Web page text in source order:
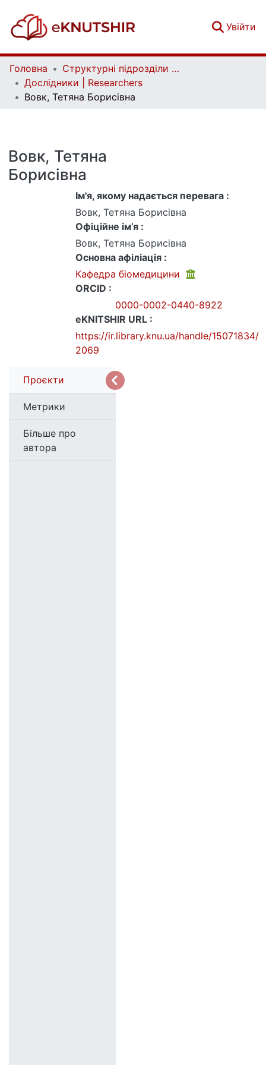
Увійти
Головна
Структурні підрозділи Київського національного університету імені Тараса Шевченка та Організації | Faculties, Institutes and Departments of Taras Shevchenko National University of Kyiv and Organizations
Дослідники | Researchers
Вовк, Тетяна Борисівна
Вовк, Тетяна
Борисівна
Ім'я, якому надається перевага :
Вовк, Тетяна Борисівна
Офіційне ім’я :
Вовк, Тетяна Борисівна
Основна афіліація :
Кафедра біомедицини
ORCID :
0000-0002-0440-8922
eKNITSHIR URL :
https://ir.library.knu.ua/handle/15071834/
2069
Проєкти
Метрики
Більше про
автора